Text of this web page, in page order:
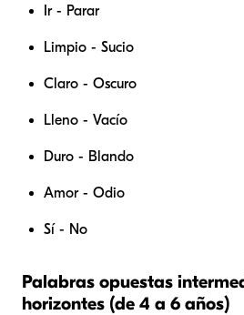
Ir - Parar
Limpio - Sucio
Claro - Oscuro
Lleno - Vacío
Duro - Blando
Amor - Odio
Sí - No
Palabras opuestas
horizontes (de 4 a 6 años)